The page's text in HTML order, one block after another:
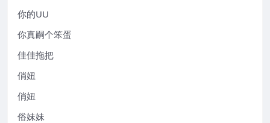
你的UU
你真嗣个笨蛋
佳佳拖把
俏妞
俏妞
俗妹妹